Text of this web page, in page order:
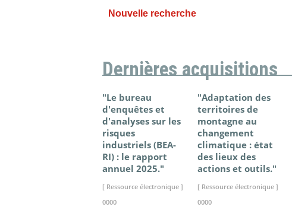
Nouvelle recherche
Dernières acquisitions
"Le bureau
d'enquêtes et
d'analyses sur les
risques
industriels (BEA-
RI) : le rapport
annuel 2025."
[ Ressource électronique ]
0000
"Adaptation des
territoires de
montagne au
changement
climatique : état
des lieux des
actions et outils."
[ Ressource électronique ]
0000